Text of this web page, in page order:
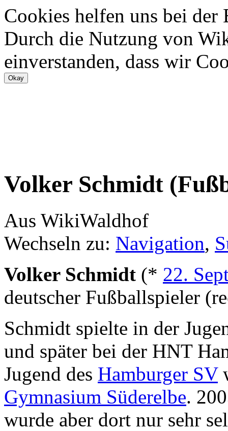
Cookies helfen uns bei
Durch die Nutzung von
einverstanden, dass wir
Volker Schmidt
Aus WikiWaldhof
Wechseln zu: Navigation,
Volker Schmidt (* 22.
deutscher Fußballspieler
Schmidt spielte in der
und später bei der HNT
Jugend des Hamburger SV
Gymnasium Süderelbe.
wurde aber dort nur sehr